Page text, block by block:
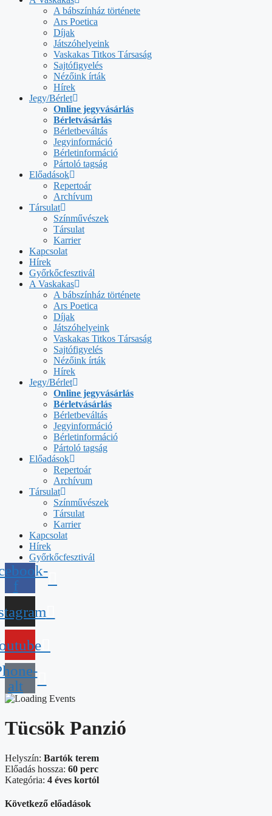
A bábszínház története
Ars Poetica
Díjak
Játszóhelyeink
Vaskakas Titkos Társaság
Sajtófigyelés
Nézőink írták
Hírek
Jegy/Bérlet
Online jegyvásárlás
Bérletvásárlás
Bérletbeváltás
Jegyinformáció
Bérletinformáció
Pártoló tagság
Előadások
Repertoár
Archívum
Társulat
Színművészek
Társulat
Karrier
Kapcsolat
Hírek
Győrkőcfesztivál
A Vaskakas
A bábszínház története
Ars Poetica
Díjak
Játszóhelyeink
Vaskakas Titkos Társaság
Sajtófigyelés
Nézőink írták
Hírek
Jegy/Bérlet
Online jegyvásárlás
Bérletvásárlás
Bérletbeváltás
Jegyinformáció
Bérletinformáció
Pártoló tagság
Előadások
Repertoár
Archívum
Társulat
Színművészek
Társulat
Karrier
Kapcsolat
Hírek
Győrkőcfesztivál
f
alt
Tücsök Panzió
Helyszín: Bartók terem
Előadás hossza: 60 perc
Kategória: 4 éves kortól
Következő előadások